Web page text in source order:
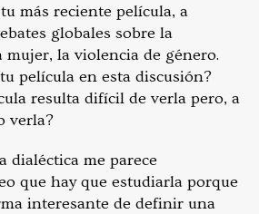
más reciente película, a
globales sobre la
la violencia de género.
película en esta discusión?
resulta difícil de verla pero, a
verla?
dialéctica me parece
que hay que estudiarla porque
interesante de definir una